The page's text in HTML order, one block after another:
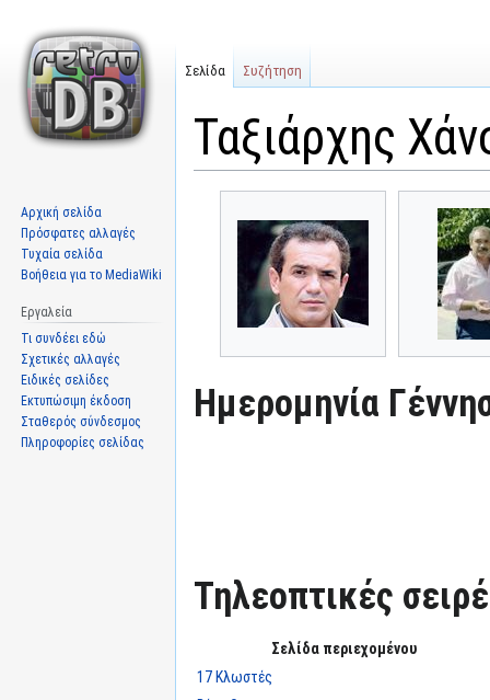
Ταξιάρχης
Ημερομηνία
Τηλεοπτικές
Σελίδα περιεχομένου
17 Κλωστές
Σελίδα Συζήτηση
Αρχική σελίδα
Πρόσφατες αλλαγές
Τυχαία σελίδα
Βοήθεια για το MediaWiki
Εργαλεία
Τι συνδέει εδώ
Σχετικές αλλαγές
Ειδικές σελίδες
Εκτυπώσιμη έκδοση
Σταθερός σύνδεσμος
Πληροφορίες σελίδας